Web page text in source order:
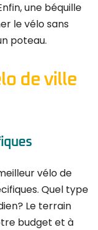
une béquille
le vélo sans
poteau.
de ville
vélo de
Quel type
Le terrain
budget et à